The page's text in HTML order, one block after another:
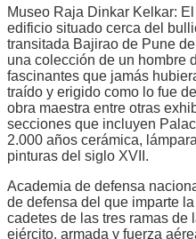
Museo Raja Dinkar Kelkar:
edificio situado cerca del
transitada Bajirao de Pune
una colección de un hombre
fascinantes que jamás
traído y erigido como lo fue
obra maestra entre otras
secciones que incluyen
2.000 años cerámica,
pinturas del siglo XVII.
Academia de defensa
de defensa del que imparte
cadetes de las tres ramas de
ejército, armada y fuerza